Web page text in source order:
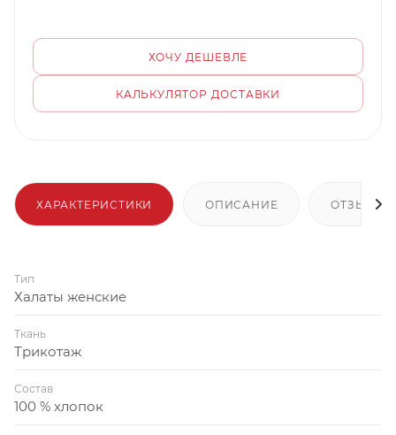
ХОЧУ ДЕШЕВЛЕ
КАЛЬКУЛЯТОР ДОСТАВКИ
ХАРАКТЕРИСТИКИ ОПИСАНИЕ ОТЗЫВЫ
Тип
Халаты женские
Ткань
Трикотаж
Состав
100 % хлопок